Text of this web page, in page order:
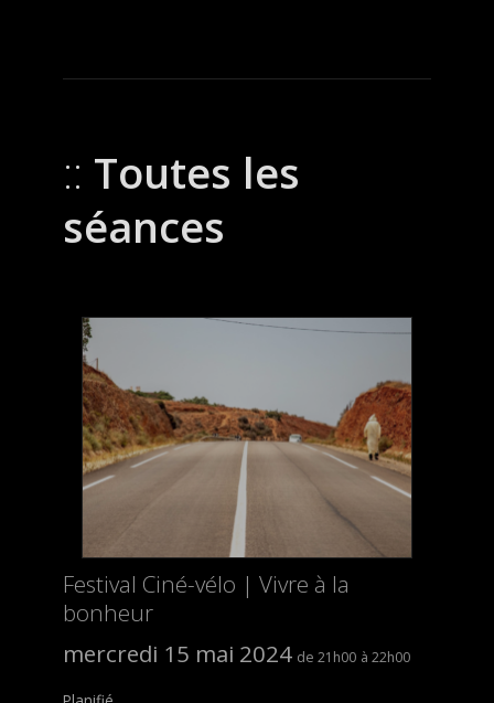
Toutes les
séances
Festival Ciné-vélo | Vivre à la
bonheur
mercredi 15 mai 2024
21h00 22h00